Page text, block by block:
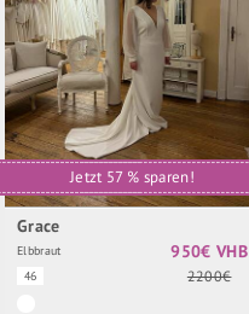
Jetzt 57 % sparen!
Grace
Elbbraut
46
950€ VHB
2200€